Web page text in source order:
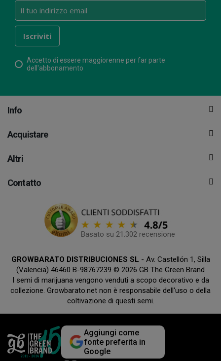
Accetto di essere maggiorenne per far parte
dell'abbonamento
Info
Acquistare
Altri
Contatto
Basato su 21.302 recensione
GROWBARATO DISTRIBUCIONES SL - Av. Castellón 1, Silla
(Valencia) 46460 B-98767239 © 2026 GB The Green Brand
I semi di marijuana vengono venduti a scopo decorativo e da
collezione. Growbarato.net non è responsabile dell'uso o della
coltivazione di questi semi.
Aggiungi come
fonte preferita in
Google